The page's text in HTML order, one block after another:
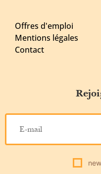
Offres d'emploi
Mentions légales
Contact